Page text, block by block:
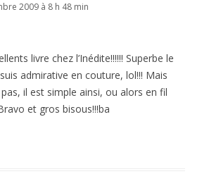
2009 à 8 h 48 min
livre chez l’Inédite!!!!!! Superbe le
admirative en couture, lol!!! Mais
il est simple ainsi, ou alors en fil
et gros bisous!!!ba